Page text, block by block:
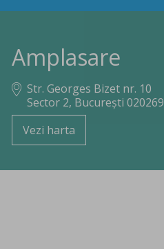
Amplasare
Str. Georges Bizet nr. 10
Sector 2, București 020269
Vezi harta